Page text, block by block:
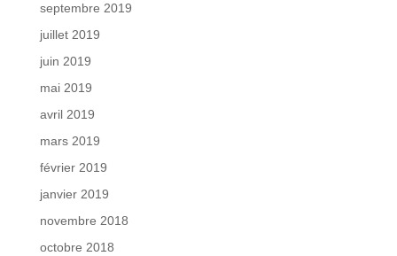
septembre 2019
juillet 2019
juin 2019
mai 2019
avril 2019
mars 2019
février 2019
janvier 2019
novembre 2018
octobre 2018